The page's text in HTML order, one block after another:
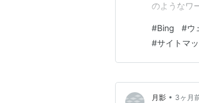
のようなワ
#Bing #ウ
#サイトマ
月影 • 3ヶ月